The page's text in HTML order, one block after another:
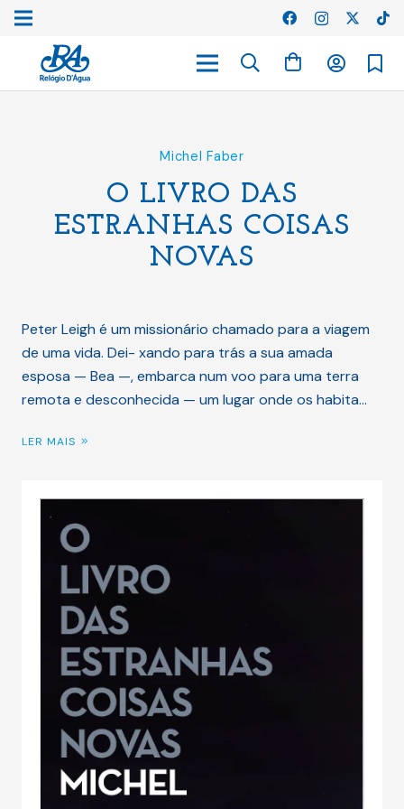
Michel Faber
O LIVRO DAS
ESTRANHAS COISAS
NOVAS
Peter Leigh é um missionário chamado para a viagem
de uma vida. Dei- xando para trás a sua amada
esposa — Bea —, embarca num voo para uma terra
remota e desconhecida — um lugar onde os habita…
LER MAIS